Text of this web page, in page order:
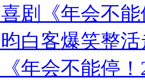
剧《年会不
白客爆笑整
年会不能停